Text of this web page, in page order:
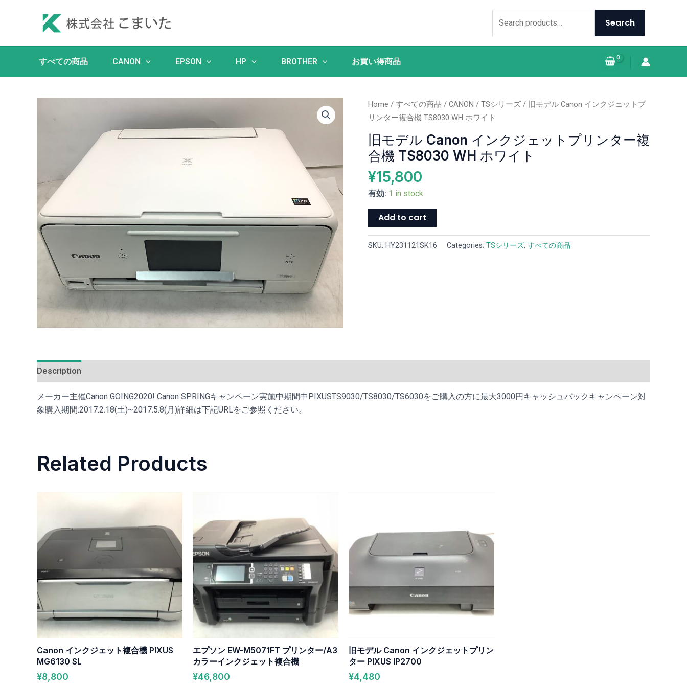
ス
for:
Search
すべての商品 CANON EPSON HP BROTHER お買い得商品
Home / すべての商品 / CANON / TSシリーズ / 旧モデル Canon インクジェットプ
リンター複合機 TS8030 WH ホワイト
旧モデル Canon インクジェットプリンター複
合機 TS8030 WH ホワイト
¥15,800
有効: 1 in stock
旧
モ
ル
Canon
イ
ン
ク
ジ
ッ
ト
WH
ホ
Add to cart
SKU: HY231121SK16 Categories: TSシリーズ, すべての商品
Description
メーカー主催Canon GOING2020! Canon SPRINGキャンペーン実施中期間中PIXUSTS9030/TS8030/TS6030をご購入の方に最大3000円キャッシュバックキャンペーン対
象購入期間:2017.2.18(土)~2017.5.8(月)詳細は下記URLをご参照ください。
Related Products
Canon インクジェット複合機 PIXUS
MG6130 SL
¥8,800
エプソン EW-M5071FT プリンター/A3
カラーインクジェット複合機
¥46,800
旧モデル Canon インクジェットプリン
ター PIXUS IP2700
¥4,480